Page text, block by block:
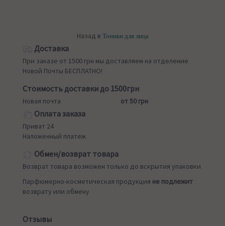
Назад в Тоники для лица
Доставка
При заказе от 1500 грн мы доставляем на отделение
Новой Почты БЕСПЛАТНО!
Стоимость доставки до 1500грн
Новая почта от 50 грн
Оплата заказа
Приват 24
Наложенный платеж
Обмен/возврат товара
Возврат товара возможен только до вскрытия упаковки
Парфюмерно-косметическая продукция не подлежит
возврату или обмену
Отзывы